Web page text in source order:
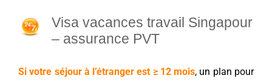
Visa vacances travail Singapour
– assurance PVT
Si votre séjour à l’étranger est ≥ 12 mois, un plan pour